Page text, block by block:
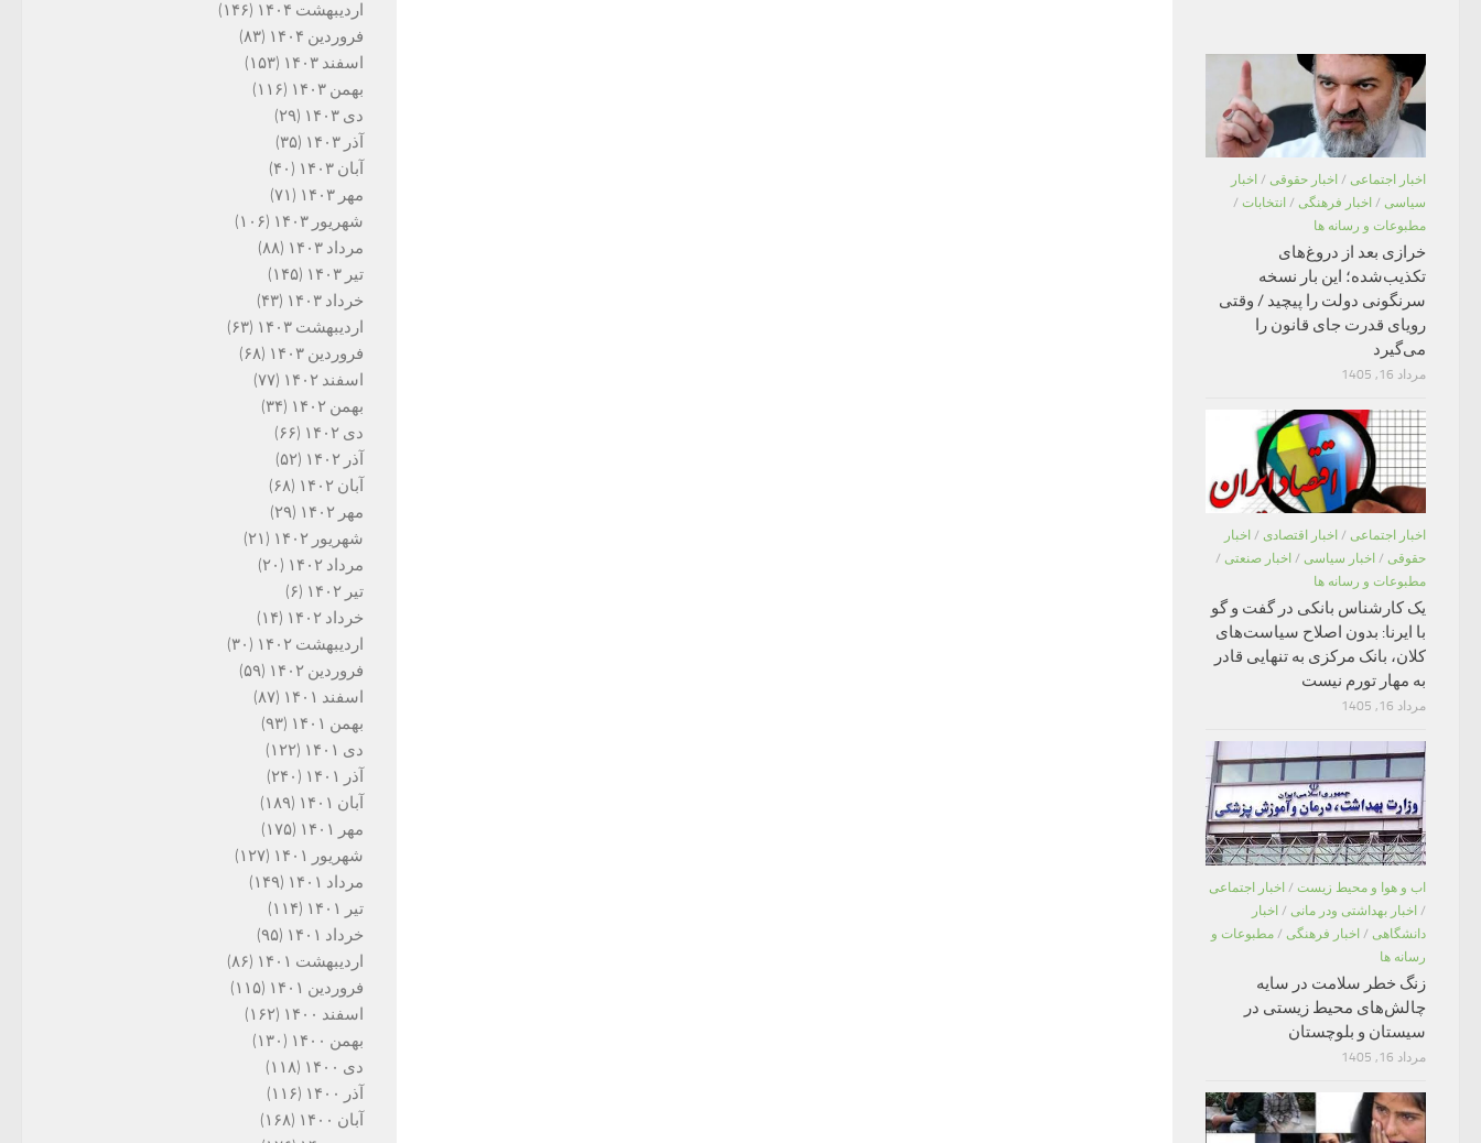
اردیبهشت ۱۴۰۴
(۱۴۶)
فروردین ۱۴۰۴
(۸۳)
اسفند ۱۴۰۳
(۱۵۳)
بهمن ۱۴۰۳
(۱۱۶)
دی ۱۴۰۳
(۲۹)
آذر ۱۴۰۳
(۳۵)
آبان ۱۴۰۳
(۴۰)
مهر ۱۴۰۳
(۷۱)
شهریور ۱۴۰۳
(۱۰۶)
مرداد ۱۴۰۳
(۸۸)
تیر ۱۴۰۳
(۱۴۵)
خرداد ۱۴۰۳
(۴۳)
اردیبهشت ۱۴۰۳
(۶۳)
فروردین ۱۴۰۳
(۶۸)
اسفند ۱۴۰۲
(۷۷)
بهمن ۱۴۰۲
(۳۴)
دی ۱۴۰۲
(۶۶)
آذر ۱۴۰۲
(۵۲)
آبان ۱۴۰۲
(۶۸)
مهر ۱۴۰۲
(۲۹)
شهریور ۱۴۰۲
(۲۱)
مرداد ۱۴۰۲
(۲۰)
تیر ۱۴۰۲
(۶)
خرداد ۱۴۰۲
(۱۴)
اردیبهشت ۱۴۰۲
(۳۰)
فروردین ۱۴۰۲
(۵۹)
اسفند ۱۴۰۱
(۸۷)
بهمن ۱۴۰۱
(۹۳)
دی ۱۴۰۱
(۱۲۲)
آذر ۱۴۰۱
(۲۴۰)
آبان ۱۴۰۱
(۱۸۹)
مهر ۱۴۰۱
(۱۷۵)
شهریور ۱۴۰۱
(۱۲۷)
مرداد ۱۴۰۱
(۱۴۹)
تیر ۱۴۰۱
(۱۱۴)
خرداد ۱۴۰۱
(۹۵)
اردیبهشت ۱۴۰۱
(۸۶)
فروردین ۱۴۰۱
(۱۱۵)
اسفند ۱۴۰۰
(۱۶۲)
بهمن ۱۴۰۰
(۱۳۰)
دی ۱۴۰۰
(۱۱۸)
آذر ۱۴۰۰
(۱۱۶)
آبان ۱۴۰۰
(۱۶۸)
اخبار اجتماعی / اخبار حقوقی / اخبار
سیاسی / اخبار فرهنگی / انتخابات /
مطبوعات و رسانه ها
خرازی بعد از دروغ‌های
تکذیب‌شده؛ این بار نسخه
سرنگونی دولت را پیچید / وقتی
رویای قدرت جای قانون را
می‌گیرد
مرداد 16, 1405
اخبار اجتماعی / اخبار اقتصادی / اخبار
حقوقی / اخبار سیاسی / اخبار صنعتی /
مطبوعات و رسانه ها
یک کارشناس بانکی در گفت و گو
با ایرنا: بدون اصلاح سیاست‌های
کلان، بانک مرکزی به تنهایی قادر
به مهار تورم نیست
مرداد 16, 1405
اب و هوا و محیط زیست / اخبار اجتماعی
/ اخبار بهداشتی ودر مانی / اخبار
دانشگاهی / اخبار فرهنگی / مطبوعات و
رسانه ها
زنگ خطر سلامت در سایه
چالش‌های محیط زیستی در
سیستان و بلوچستان
مرداد 16, 1405